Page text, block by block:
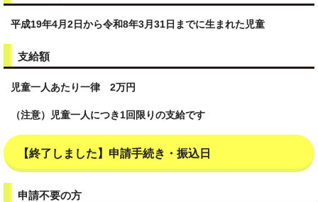
平成19年4月2日から令和8年3月31日までに生まれた児童
支給額
児童一人あたり一律 2万円
（注意）児童一人につき1回限りの支給です
【終了しました】申請手続き・振込日
申請不要の方